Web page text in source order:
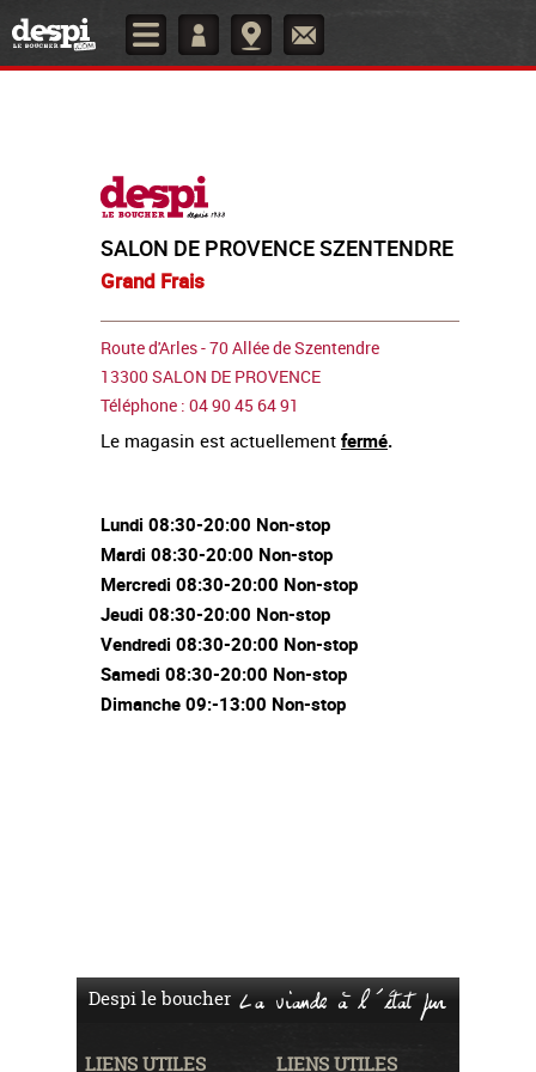
SALON DE PROVENCE SZENTENDRE
Grand Frais
Route d'Arles - 70 Allée de Szentendre
13300 SALON DE PROVENCE
Téléphone : 04 90 45 64 91
Le magasin est actuellement fermé.
Lundi 08:30-20:00 Non-stop
Mardi 08:30-20:00 Non-stop
Mercredi 08:30-20:00 Non-stop
Jeudi 08:30-20:00 Non-stop
Vendredi 08:30-20:00 Non-stop
Samedi 08:30-20:00 Non-stop
Dimanche 09:-13:00 Non-stop
Despi le boucher La viande à l'état pur
LIENS UTILES LIENS UTILES